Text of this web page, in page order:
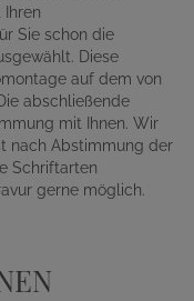
Sie schon die
Diese
auf dem von
abschließende
mit Ihnen. Wir
nach Abstimmung der
Schriftarten
gerne möglich.